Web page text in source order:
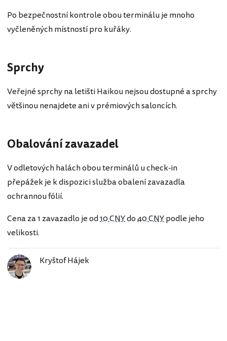
Po bezpečnostní kontrole obou terminálu je mnoho
vyčleněných místností pro kuřáky.
Sprchy
Veřejné sprchy na letišti Haikou nejsou dostupné a sprchy
většinou nenajdete ani v prémiových saloncích.
Obalování zavazadel
V odletových halách obou terminálů u check-in
přepážek je k dispozici služba obalení zavazadla
ochrannou fólií.
Cena za 1 zavazadlo je od10 CNYdo40 CNYpodle jeho
velikosti.
Kryštof Hájek